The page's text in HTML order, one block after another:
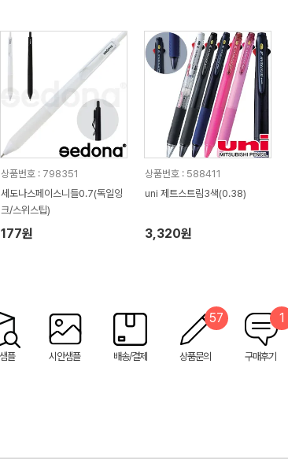
상품번호 : 798351
세도나스페이스니들0.7(독일잉
크/스위스팁)
177원
상품번호 : 588411
uni 제트스트림3색(0.38)
3,320원
플 시안샘플 배송/결제 상품문의
57
구매후기
1